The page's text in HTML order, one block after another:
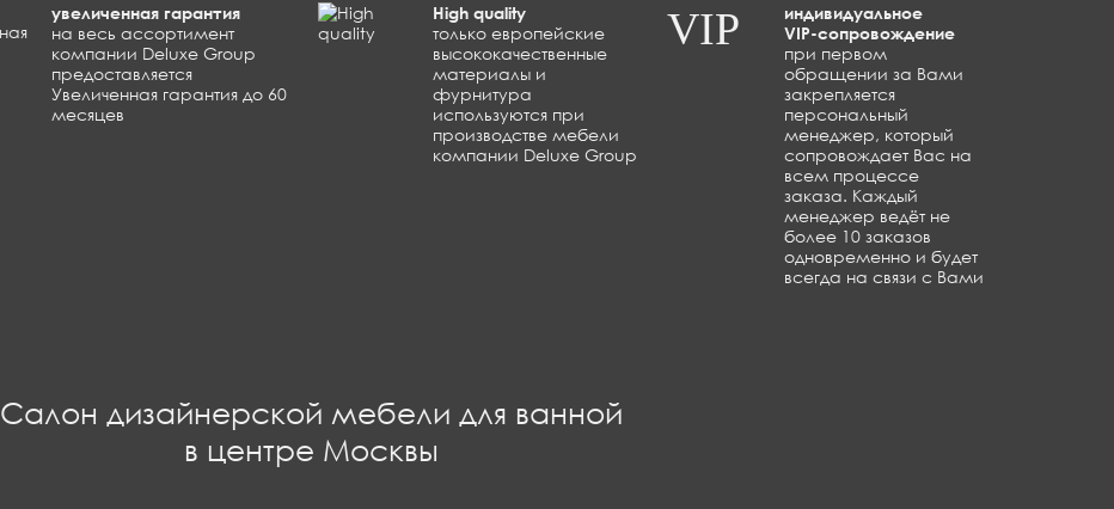
увеличенная гарантия
на весь ассортимент
компании Deluxe Group
предоставляется
Увеличенная гарантия до 60
месяцев
High quality
только европейские
высококачественные
материалы и
фурнитура
используются при
производстве мебели
компании Deluxe Group
VIP
индивидуальное
VIP-сопровождение
при первом
обращении за Вами
закрепляется
персональный
менеджер, который
сопровождает Вас на
всем процессе
заказа. Каждый
менеджер ведёт не
более 10 заказов
одновременно и будет
всегда на связи с Вами
Салон дизайнерской мебели для ванной
в центре Москвы